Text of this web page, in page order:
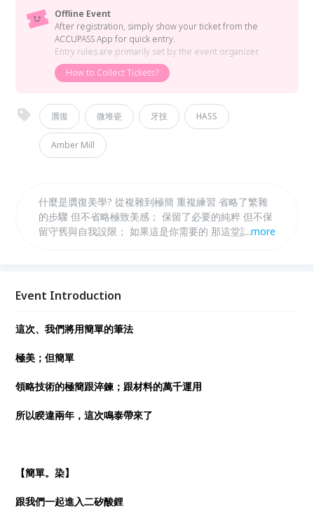
Offline Event
After registration, simply show your ticket from the
ACCUPASS App for quick entry.
Entry rules are primarily set by the event organizer.
How to Collect Tickets?
贋復 微堆瓷 牙技 HASS
Amber Mill
什麼是贋復美學? 從複雜到極簡 重複練習 省略了繁雜
的步驟 但不省略極致美感； 保留了必要的純粹 但不保
留守舊與自我設限； 如果這是你需要的 那這堂課 你務
...more
Event Introduction
這次、我們將用簡單的筆法
極美；但簡單
領略技術的極簡跟淬鍊；跟材料的萬千運用
所以睽違兩年，這次鳴泰帶來了
【簡單。染】
跟我們一起進入二矽酸鋰